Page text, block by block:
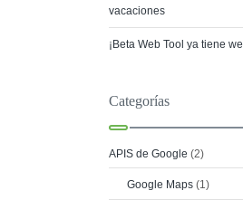
vacaciones
¡Beta Web Tool ya tiene
Categorías
APIS de Google (2)
Google Maps (1)